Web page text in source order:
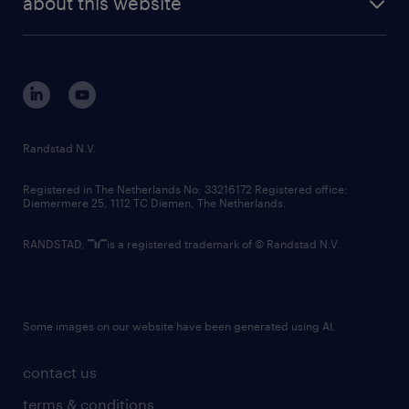
corporate governance
randstad innovation fund
country websites
contact us
terms & conditions
Randstad N.V.
Registered in The Netherlands No: 33216172 Registered office:
Diemermere 25, 1112 TC Diemen, The Netherlands.
RANDSTAD, is a registered trademark of © Randstad N.V.
Some images on our website have been generated using AI.